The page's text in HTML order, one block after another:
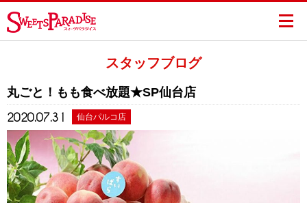
スタッフブログ
丸ごと！もも食べ放題★SP仙台店
2020.07.31 仙台パルコ店